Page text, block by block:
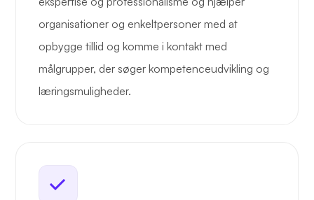
organisationer og enkeltpersoner med at
opbygge tillid og komme i kontakt med
målgrupper, der søger kompetenceudvikling og
læringsmuligheder.